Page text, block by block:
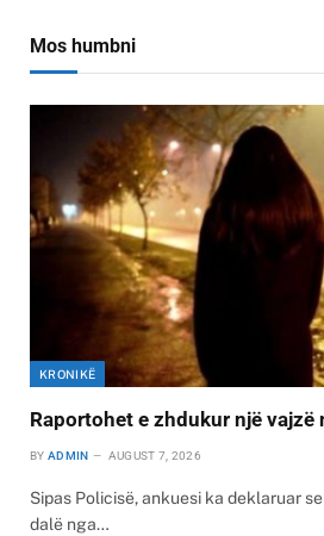
Mos humbni
KRONIKË
Raportohet e zhdukur një vajzë
BY ADMIN AUGUST 7, 2026
Sipas Policisë, ankuesi ka deklaruar
dalë nga…